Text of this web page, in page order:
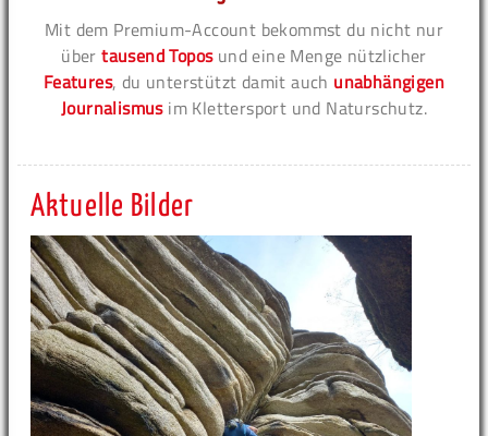
Mit dem Premium-Account bekommst du nicht nur
übertausend Toposund eine Menge nützlicher
Features, du unterstützt damit auch unabhängigen
Journalismusim Klettersport und Naturschutz.
Aktuelle Bilder